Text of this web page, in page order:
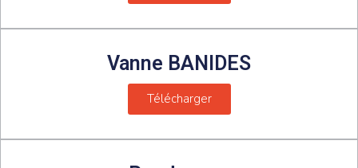
Vanne BANIDES
Télécharger